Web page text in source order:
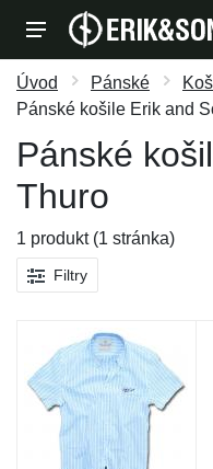
Úvod Pánské
Pánské košile Erik and
Pánské
Thuro
1 produkt (1 stránka)
Filtry